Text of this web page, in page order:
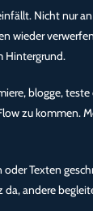
Nicht nur
wieder
Hintergrund.
blogge,
zu kommen.
Texten
andere